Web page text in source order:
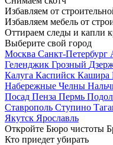
Избавляем от
Избавляем мебель от
Оттираем следы и капли
Выберите свой город
Москва Санкт-Петербург
Геленджик Грозный
Калуга Каспийск Кашира
Набережные Челны
Посад Пенза Пермь
Ставрополь Ступино
Якутск Ярославль
Откройте Бюро чистоты
Кто приедет убирать